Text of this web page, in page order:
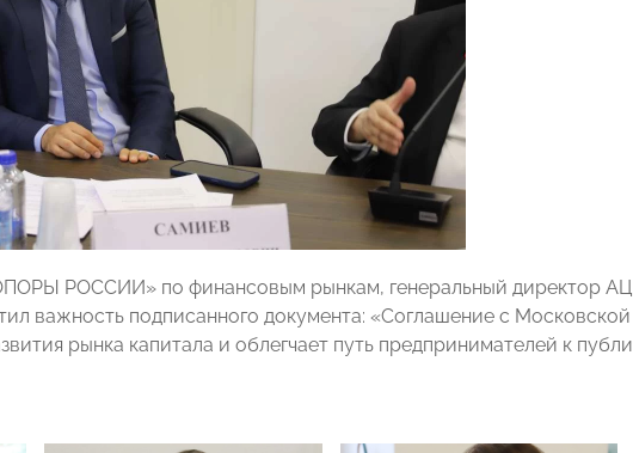
РОССИИ» по финансовым рынкам, генеральный директор
важность подписанного документа: «Соглашение с
рынка капитала и облегчает путь предпринимателей к